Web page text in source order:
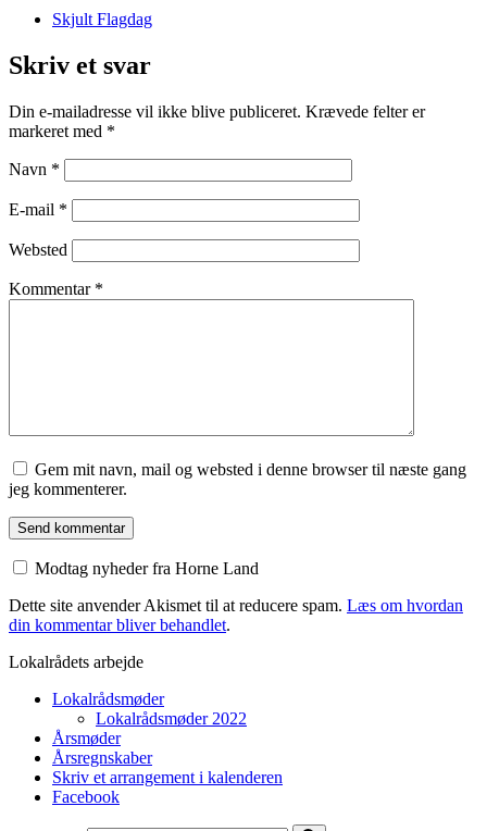
Skjult Flagdag
Skriv et svar
Din e-mailadresse vil ikke blive publiceret. Krævede felter er
markeret med *
Navn *
E-mail *
Websted
Kommentar *
Gem mit navn, mail og websted i denne browser til næste gang
jeg kommenterer.
Modtag nyheder fra Horne Land
Dette site anvender Akismet til at reducere spam. Læs om hvordan
din kommentar bliver behandlet.
Lokalrådets arbejde
Lokalrådsmøder
Lokalrådsmøder 2022
Årsmøder
Årsregnskaber
Skriv et arrangement i kalenderen
Facebook